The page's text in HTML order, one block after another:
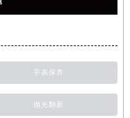
手表保养
抛光翻新